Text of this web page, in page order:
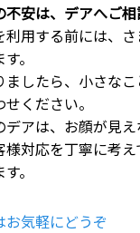
安は、デアへご
用する前には、
。
したら、小さなこ
ください。
アは、お顔が見
様対応を丁寧に考
。
気軽にどうぞ